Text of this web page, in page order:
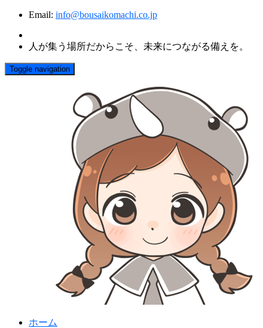
Email: info@bousaikomachi.co.jp
人が集う場所だからこそ、未来につながる備えを。
Toggle navigation
ホーム